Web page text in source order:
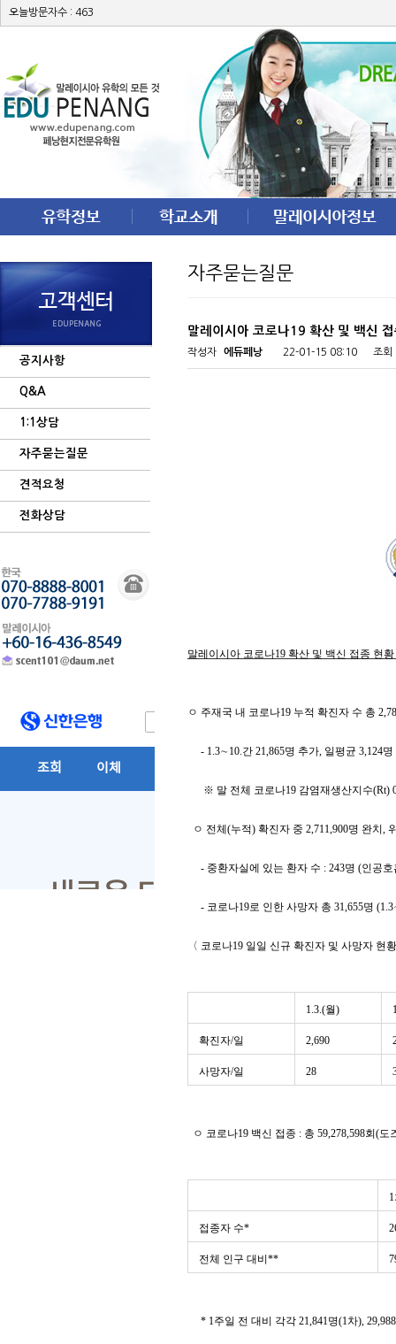
오늘방문자수 : 463
공지사항
Q&A
1:1상담
자주묻는질문
견적요청
전화상담
자주묻는질문
말레이시아 코로나19 확산 및 백신
작성자 에듀페낭 22-01-15 08:10 조회
말레이시아 코로나19 확산 및 백신 접종 현
ㅇ 주재국 내 코로나19 누적 확진자 수 총
- 1.3∼ 10.간 21,865명 추가, 일평균 3,124명
※ 말 전체 코로나19 감염재생산지수(Rt)
ㅇ 전체 (누적) 확진자 중 2,711,900명 완치 ,
- 중환자실에 있는 환자 수 : 243명 (인공
- 코로나19로 인한 사망자 총 31,655명 (1.3
〈 코로나19 일일 신규 확진자 및 사망자 현
1.3.(월)
확진자/일 2,690
사망자/일 28
ㅇ 코로나19 백신 접종 : 총 59,278,598회 (도
1
접종자 수*
전체 인구 대비 **
* 1주일 전 대비 각각 21,841명(1차), 29,988